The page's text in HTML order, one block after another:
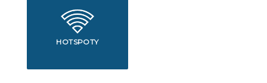
HOTSPOTY